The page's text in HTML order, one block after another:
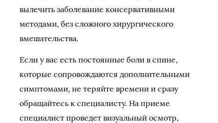
вылечить заболевание консервативными
методами, без сложного хирургического
вмешательства.
Если у вас есть постоянные боли в спине,
которые сопровождаются дополнительными
симптомами, не теряйте времени и сразу
обращайтесь к специалисту. На приеме
специалист проведет визуальный осмотр,